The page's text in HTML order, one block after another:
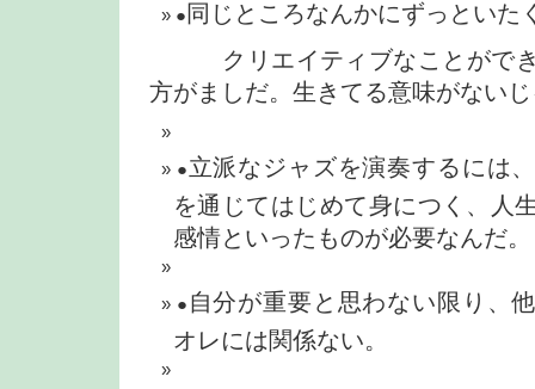
● 同じところなんかにずっといた
クリエイティブなことができ
方がましだ。生きてる意味がない
●立派なジャズを演奏するには
を通じてはじめて身につく、人
感情といったものが必要なんだ。
● 自分が重要と思わない限り、
オレには関係ない。